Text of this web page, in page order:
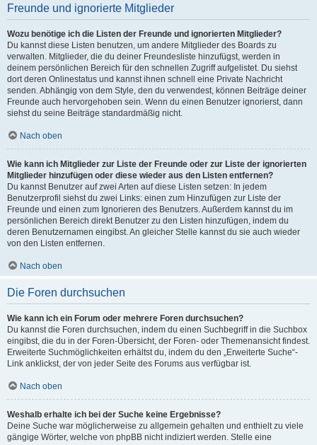
Freunde und ignorierte Mitglieder
Wozu benötige ich die Listen der Freunde und ignorierten Mitglieder?
Du kannst diese Listen benutzen, um andere Mitglieder des Boards zu
verwalten. Mitglieder, die du deiner Freundesliste hinzufügst, werden in
deinem persönlichen Bereich für den schnellen Zugriff aufgelistet. Du siehst
dort deren Onlinestatus und kannst ihnen schnell eine Private Nachricht
senden. Abhängig von dem Style, den du verwendest, können Beiträge deiner
Freunde auch hervorgehoben sein. Wenn du einen Benutzer ignorierst, dann
siehst du seine Beiträge standardmäßig nicht.
Nach oben
Wie kann ich Mitglieder zur Liste der Freunde oder zur Liste der ignorierten
Mitglieder hinzufügen oder diese wieder aus den Listen entfernen?
Du kannst Benutzer auf zwei Arten auf diese Listen setzen: In jedem
Benutzerprofil siehst du zwei Links: einen zum Hinzufügen zur Liste der
Freunde und einen zum Ignorieren des Benutzers. Außerdem kannst du im
persönlichen Bereich direkt Benutzer zu den Listen hinzufügen, indem du
deren Benutzernamen eingibst. An gleicher Stelle kannst du sie auch wieder
von den Listen entfernen.
Nach oben
Die Foren durchsuchen
Wie kann ich ein Forum oder mehrere Foren durchsuchen?
Du kannst die Foren durchsuchen, indem du einen Suchbegriff in die Suchbox
eingibst, die du in der Foren-Übersicht, der Foren- oder Themenansicht findest.
Erweiterte Suchmöglichkeiten erhältst du, indem du den „Erweiterte Suche“-
Link anklickst, der von jeder Seite des Forums aus verfügbar ist.
Nach oben
Weshalb erhalte ich bei der Suche keine Ergebnisse?
Deine Suche war möglicherweise zu allgemein gehalten und enthielt zu viele
gängige Wörter, welche von phpBB nicht indiziert werden. Stelle eine